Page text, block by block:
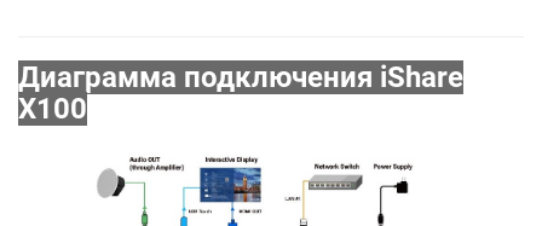
Диаграмма подключения iShare
X100